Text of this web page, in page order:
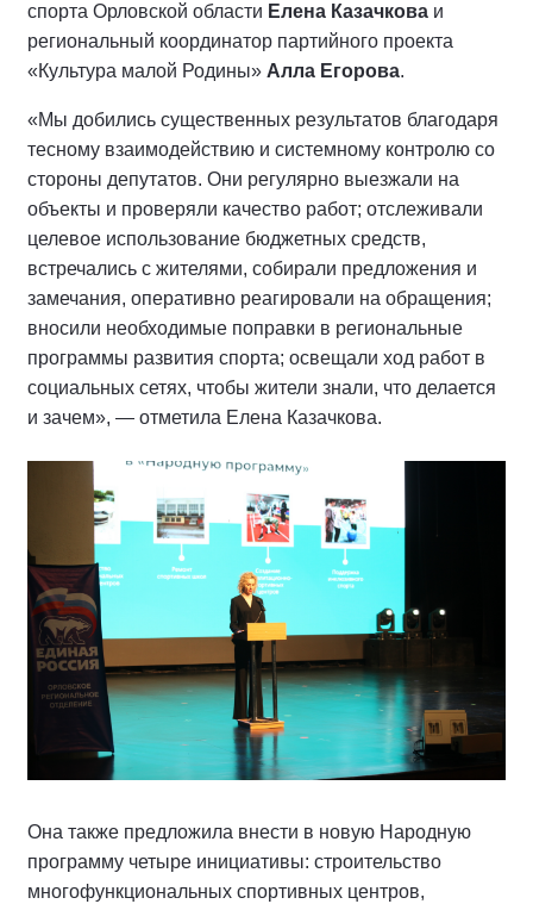
спорта Орловской области Елена Казачкова и
региональный координатор партийного проекта
«Культура малой Родины» Алла Егорова.
«Мы добились существенных результатов благодаря
тесному взаимодействию и системному контролю со
стороны депутатов. Они регулярно выезжали на
объекты и проверяли качество работ; отслеживали
целевое использование бюджетных средств,
встречались с жителями, собирали предложения и
замечания, оперативно реагировали на обращения;
вносили необходимые поправки в региональные
программы развития спорта; освещали ход работ в
социальных сетях, чтобы жители знали, что делается
и зачем», — отметила Елена Казачкова.
Она также предложила внести в новую Народную
программу четыре инициативы: строительство
многофункциональных спортивных центров,